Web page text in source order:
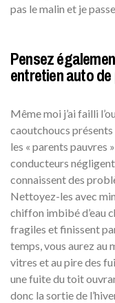
pas le malin et je
Pensez
entretien auto
Même moi j’ai failli
caoutchoucs présents
les « parents pauvres
conducteurs
connaissent des
Nettoyez-les avec
chiffon imbibé d’eau
fragiles et finissent
temps, vous aurez au
vitres et au pire des
une fuite du toit
donc la sortie de